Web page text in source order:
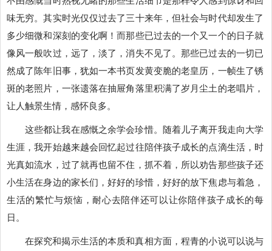
味无穷。其实时光仅仅过去了三十来年，但社会与时代却发生了
多少细微和深刻的变化啊！而那些已过去的一个又一个的日子就
像风一般吹过，远了，淡了，消失不见了。那些已过去的一切已
然成了陈年旧事，犹如一本书页发黄变脆的老皇历，一帧生了锈
斑的老照片，一张遗落在抽屉角落里积满了岁月尘土的老唱片，
让人触景生情，感怀良多。
这些都让我在感慨之余学会珍惜。随着儿子离开我走向大学
生涯，我开始越来越会回忆起过往陪伴孩子成长的点滴生活，时
光真如流水，过了就再也留不住，抓不着，所以劝告那些孩子还
小生活在身边的家长们，好好的珍惜，好好的放下焦虑与着急，
生活的繁忙与烦恼，耐心去陪伴还可以让你陪伴孩子成长的每
日。
在探究和揭示生活的本质和真相方面，程青的小说可以说与